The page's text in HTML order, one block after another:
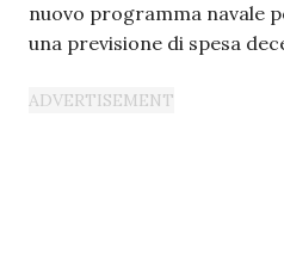
nuovo programma navale
una previsione di spesa